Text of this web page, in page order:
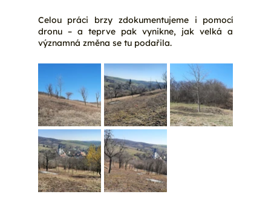
Celou práci brzy zdokumentujeme i pomocí
dronu – a teprve pak vynikne, jak velká a
významná změna se tu podařila.